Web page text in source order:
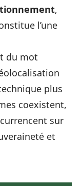
,
l’une
du mot
plus
coexistent,
sur
et